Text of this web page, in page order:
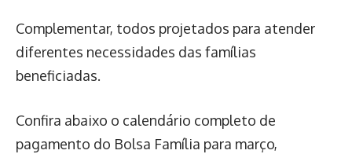
Complementar, todos projetados para atender
diferentes necessidades das famílias
beneficiadas.
Confira abaixo o calendário completo de
pagamento do Bolsa Família para março,